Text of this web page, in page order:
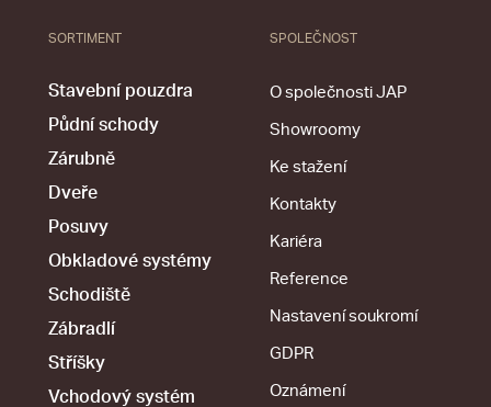
SORTIMENT
Stavební pouzdra
Půdní schody
Zárubně
Dveře
Posuvy
Obkladové systémy
Schodiště
Zábradlí
Stříšky
Vchodový systém
SPOLEČNOST
O společnosti JAP
Showroomy
Ke stažení
Kontakty
Kariéra
Reference
Nastavení soukromí
GDPR
Oznámení